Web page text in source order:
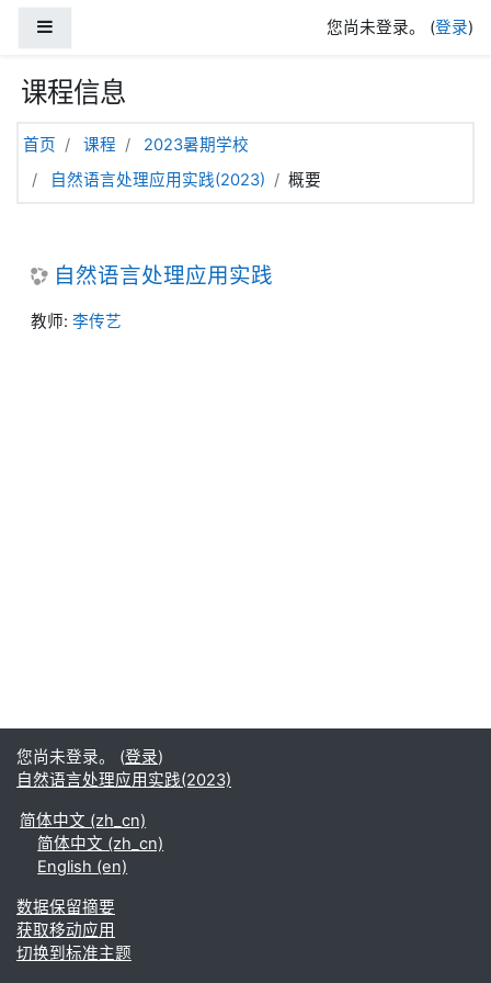
您尚未登录。 (登录)
课程信息
首页 课程
2023暑期学校
自然语言处理应用实践(2023)
概要
自然语言处理应用实践
教师: 李传艺
您尚未登录。 (登录)
自然语言处理应用实践(2023)
简体中文 ‎(zh_cn)‎
简体中文 ‎(zh_cn)‎
English ‎(en)‎
‎数据保留摘要‎
获取移动应用
切换到标准主题